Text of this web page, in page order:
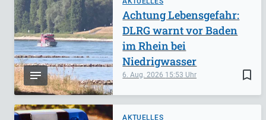
bookmark_border
6. Aug. 2026 15:53
Achtung Lebensgefahr:
DLRG warnt vor Baden
im Rhein bei
Niedrigwasser
AKTUELLES